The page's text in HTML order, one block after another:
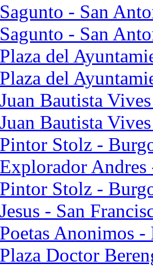
- San
- San
del
del
Bautista
Bautista
Stolz -
Andres
Stolz -
- San
Anonimos
Doctor